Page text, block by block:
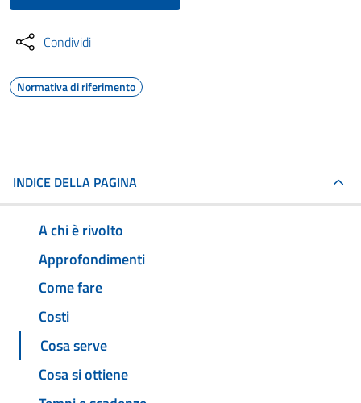
Condividi
Normativa di riferimento
INDICE DELLA PAGINA
A chi è rivolto
Approfondimenti
Come fare
Costi
Cosa serve
Cosa si ottiene